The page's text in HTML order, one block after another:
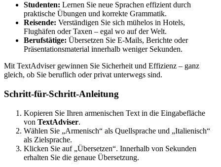
Studenten: Lernen Sie neue Sprachen effizient durch
praktische Übungen und korrekte Grammatik.
Reisende: Verständigen Sie sich mühelos in Hotels,
Flughäfen oder Taxen – egal wo auf der Welt.
Berufstätige: Übersetzen Sie E-Mails, Berichte oder
Präsentationsmaterial innerhalb weniger Sekunden.
Mit TextAdviser gewinnen Sie Sicherheit und Effizienz – ganz
gleich, ob Sie beruflich oder privat unterwegs sind.
Schritt-für-Schritt-Anleitung
Kopieren Sie Ihren armenischen Text in die Eingabefläche
von TextAdviser.
Wählen Sie „Armenisch“ als Quellsprache und „Italienisch“
als Zielsprache.
Klicken Sie auf „Übersetzen“. Innerhalb von Sekunden
erhalten Sie die genaue Übersetzung.